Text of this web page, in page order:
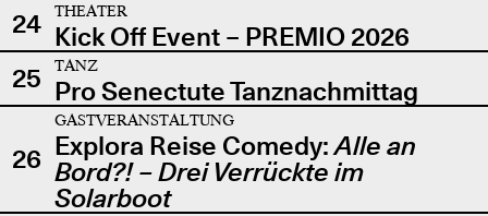
24
THEATER
Kick Off Event – PREMIO 2026
25
TANZ
Pro Senectute Tanznachmittag
26
GASTVERANSTALTUNG
Explora Reise Comedy:Alle an
Bord?! – Drei Verrückte im
Solarboot